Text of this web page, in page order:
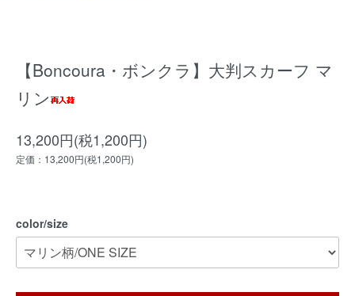
【Boncoura・ボンクラ】大判スカーフ マ
リン
13,200円(税1,200円)
定価：13,200円(税1,200円)
color/size